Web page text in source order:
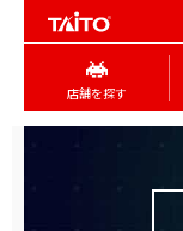
店舗を探す